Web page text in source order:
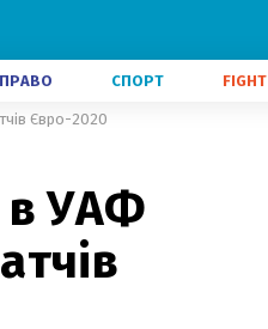
ПРАВО СПОРТ FIGHT
Євро-2020
в УАФ